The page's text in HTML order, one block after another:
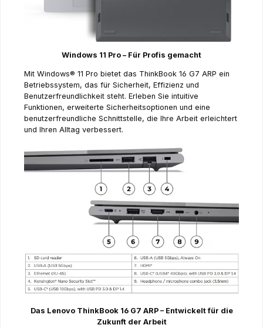
Windows 11 Pro – Für Profis gemacht
Mit Windows® 11 Pro bietet das ThinkBook 16 G7 ARP ein
Betriebssystem, das für Sicherheit, Effizienz und
Benutzerfreundlichkeit steht. Erleben Sie intuitive
Funktionen, erweiterte Sicherheitsoptionen und eine
benutzerfreundliche Schnittstelle, die Ihre Arbeit erleichtert
und Ihren Alltag verbessert.
Das Lenovo ThinkBook 16 G7 ARP – Entwickelt für die
Zukunft der Arbeit